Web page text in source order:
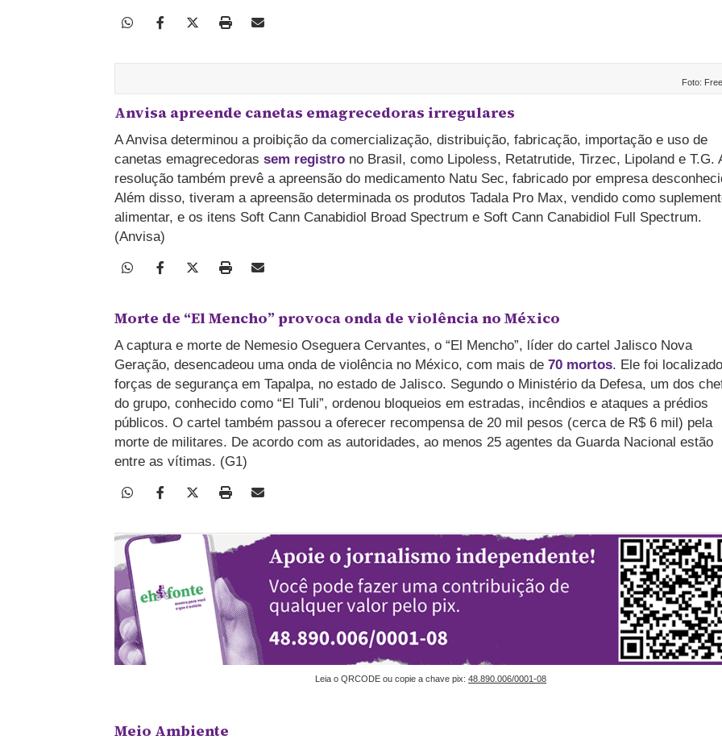
Foto:
Anvisa apreende canetas emagrecedoras irregulares
A Anvisa determinou a proibição da comercialização, distribuição, fabricação, importação e uso de
canetas emagrecedoras sem registro no Brasil, como Lipoless, Retatrutide, Tirzec, Lipoland e T.G.
resolução também prevê a apreensão do medicamento Natu Sec, fabricado por empresa
Além disso, tiveram a apreensão determinada os produtos Tadala Pro Max, vendido como
alimentar, e os itens Soft Cann Canabidiol Broad Spectrum e Soft Cann Canabidiol Full Spectrum.
(Anvisa)
Morte de “El Mencho” provoca onda de violência no México
A captura e morte de Nemesio Oseguera Cervantes, o “El Mencho”, líder do cartel Jalisco Nova
Geração, desencadeou uma onda de violência no México, com mais de 70 mortos. Ele foi
forças de segurança em Tapalpa, no estado de Jalisco. Segundo o Ministério da Defesa, um dos
do grupo, conhecido como “El Tuli”, ordenou bloqueios em estradas, incêndios e ataques a prédios
públicos. O cartel também passou a oferecer recompensa de 20 mil pesos (cerca de R$ 6 mil) pela
morte de militares. De acordo com as autoridades, ao menos 25 agentes da Guarda Nacional estão
entre as vítimas. (G1)
Leia o QRCODE ou copie a chave pix: 48.890.006/0001-08
Meio Ambiente